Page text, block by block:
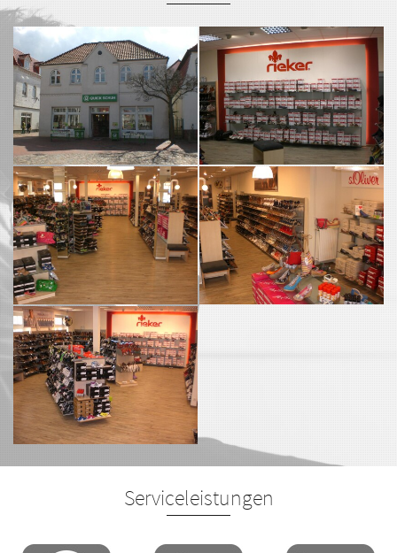
Serviceleistungen